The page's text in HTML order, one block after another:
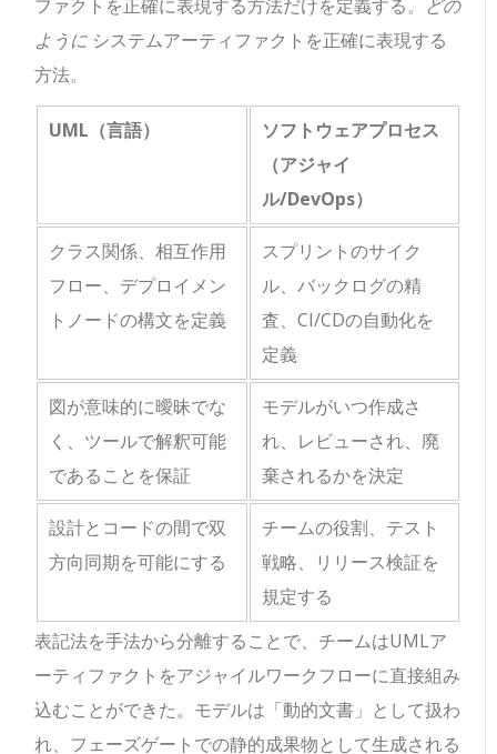
ファクトを正確に表現する方法だけを定義する。 どの
ように システムアーティファクトを正確に表現する
方法。
UML（言語）
ソフトウェアプロセス
（アジャイ
ル/DevOps）
クラス関係、相互作用
フロー、デプロイメン
トノードの構文を定義
スプリントのサイク
ル、バックログの精
査、CI/CDの自動化を
定義
図が意味的に曖昧でな
く、ツールで解釈可能
であることを保証
モデルがいつ作成さ
れ、レビューされ、廃
棄されるかを決定
設計とコードの間で双
方向同期を可能にする
チームの役割、テスト
戦略、リリース検証を
規定する
表記法を手法から分離することで、チームはUMLア
ーティファクトをアジャイルワークフローに直接組み
込むことができた。モデルは「動的文書」として扱わ
れ、フェーズゲートでの静的成果物として生成される